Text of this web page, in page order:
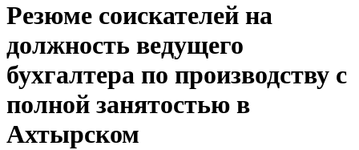
Резюме соискателей на
должность ведущего
бухгалтера по производству с
полной занятостью в
Ахтырском